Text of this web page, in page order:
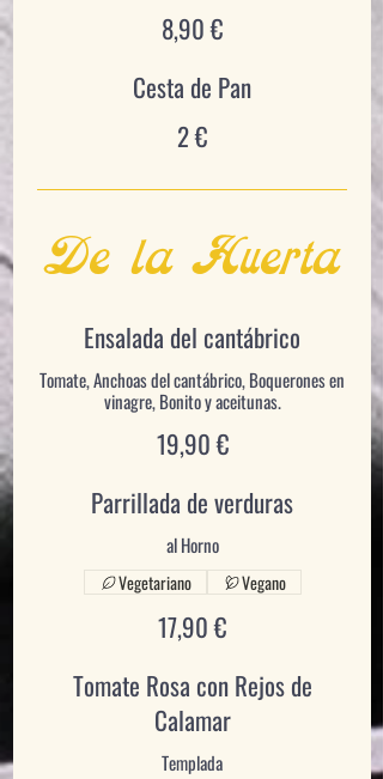
8,90 €
Cesta de Pan
2 €
De la Huerta
Ensalada del cantábrico
Tomate, Anchoas del cantábrico, Boquerones en
vinagre, Bonito y aceitunas.
19,90 €
Parrillada de verduras
al Horno
17,90 €
Vegetariano Vegano
Tomate Rosa con Rejos de
Calamar
Templada